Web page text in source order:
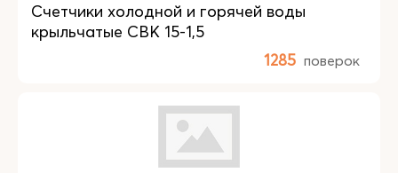
Счетчики холодной и горячей воды
крыльчатые СВК 15-1,5
1285 поверок